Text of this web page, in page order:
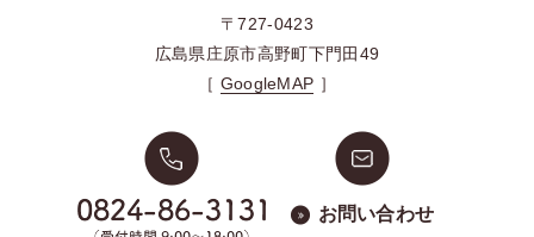
〒727-0423
広島県庄原市高野町下門田49
［ GoogleMAP ］
お問い合わせ